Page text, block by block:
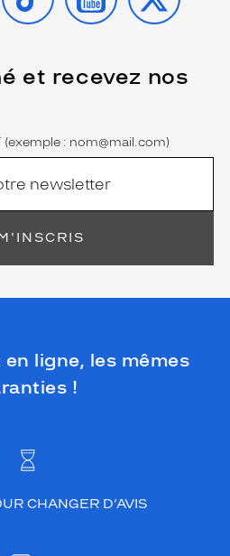
et recevez nos
(exemple : nom@mail.com)
ligne, les mêmes
!
CHANGER D’AVIS